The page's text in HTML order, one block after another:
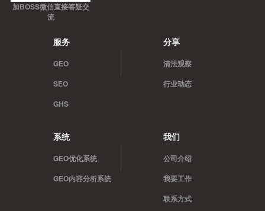
加BOSS微信直接答疑交
流
服务
GEO
SEO
GHS
分享
清法观察
行业动态
系统
GEO优化系统
GEO内容分析系统
我们
公司介绍
我要工作
联系方式